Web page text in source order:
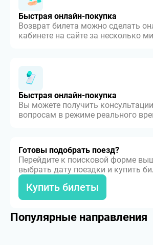
Быстрая онлайн-покупка
Возврат билета можно сделать
кабинете на сайте за несколько
Быстрая онлайн-покупка
Вы можете получить
вопросам в режиме реального
Готовы подобрать поезд?
Перейдите к поисковой форме
выбрать дату поездки и купить
Купить билеты
Популярные направления